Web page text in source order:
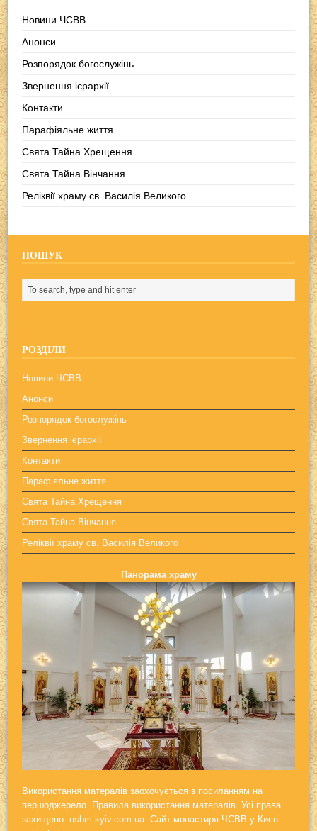
Новини ЧСВВ
Анонси
Розпорядок богослужінь
Звернення ієрархії
Контакти
Парафіяльне життя
Свята Тайна Хрещення
Свята Тайна Вінчання
Реліквії храму св. Василія Великого
ПОШУК
РОЗДІЛИ
Новини ЧСВВ
Анонси
Розпорядок богослужінь
Звернення ієрархії
Контакти
Парафіяльне життя
Свята Тайна Хрещення
Свята Тайна Вінчання
Реліквії храму св. Василія Великого
Панорама храму
Використання матералів заохочується з посиланням на
першоджерело. Правила використання матералів. Усі права
захищено.osbm-kyiv.com.ua. Сайт монастиря ЧСВВ у Києві